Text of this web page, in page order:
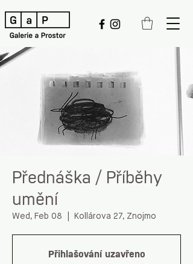
Přednáška / Příběhy
umění
Wed, Feb 08 Kollárova 27, Znojmo
Přihlašování uzavřeno